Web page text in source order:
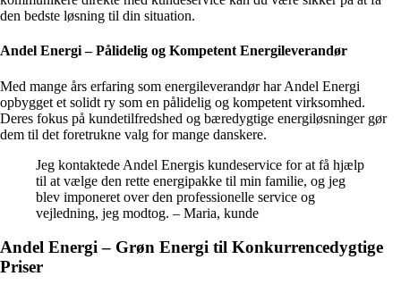
den bedste løsning til din situation.
Andel Energi – Pålidelig og Kompetent Energileverandør
Med mange års erfaring som energileverandør har Andel Energi
opbygget et solidt ry som en pålidelig og kompetent virksomhed.
Deres fokus på kundetilfredshed og bæredygtige energiløsninger gør
dem til det foretrukne valg for mange danskere.
Jeg kontaktede Andel Energis kundeservice for at få hjælp
til at vælge den rette energipakke til min familie, og jeg
blev imponeret over den professionelle service og
vejledning, jeg modtog. – Maria, kunde
Andel Energi – Grøn Energi til Konkurrencedygtige
Priser